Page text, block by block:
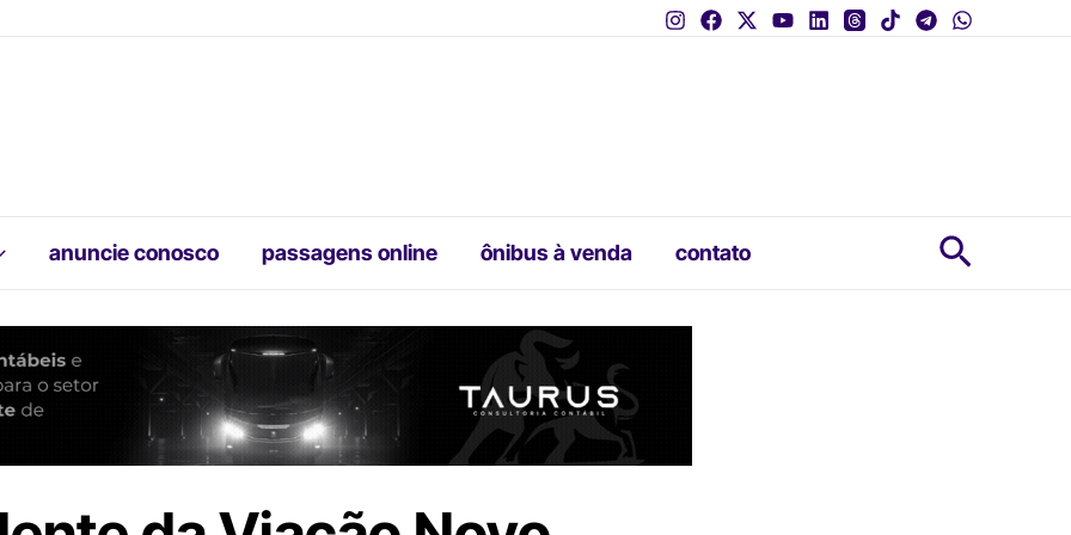
anuncie conosco passagens online ônibus à venda contato